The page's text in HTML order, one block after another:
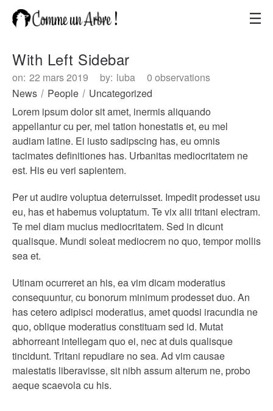
With Left Sidebar
on: 22 mars 2019 by: luba
0 observations
News
People
Uncategorized
Lorem ipsum dolor sit amet, inermis aliquando
appellantur cu per, mel tation honestatis et, eu mel
audiam latine. Ei iusto sadipscing has, eu omnis
tacimates definitiones has. Urbanitas mediocritatem ne
est. His eu veri sapientem.
Per ut audire voluptua deterruisset. Impedit prodesset usu
eu, has et habemus voluptatum. Te vix alii tritani electram.
Te mel diam mucius mediocritatem. Sed in dicunt
qualisque. Mundi soleat mediocrem no quo, tempor mollis
sea et.
Utinam ocurreret an his, ea vim dicam moderatius
consequuntur, cu bonorum minimum prodesset duo. An
has cetero adipisci moderatius, amet quodsi iracundia ne
quo, oblique moderatius constituam sed id. Mutat
abhorreant intellegam quo ei, nec at duis qualisque
tincidunt. Tritani repudiare no sea. Ad vim causae
maiestatis liberavisse, sit nibh assum alterum ne, probo
aeque scaevola cu his.